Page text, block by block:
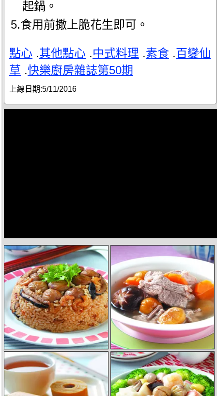
起鍋。
5.食用前撒上脆花生即可。
點心 .其他點心 .中式料理 .素食 .百變仙
草 .快樂廚房雜誌第50期
上線日期:5/11/2016